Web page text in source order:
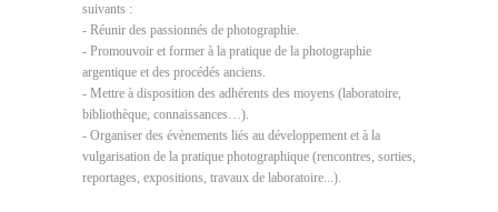
suivants :
- Réunir des passionnés de photographie.
- Promouvoir et former à la pratique de la photographie
argentique et des procédés anciens.
- Mettre à disposition des adhérents des moyens (laboratoire,
bibliothèque, connaissances…).
- Organiser des évènements liés au développement et à la
vulgarisation de la pratique photographique (rencontres, sorties,
reportages, expositions, travaux de laboratoire...).